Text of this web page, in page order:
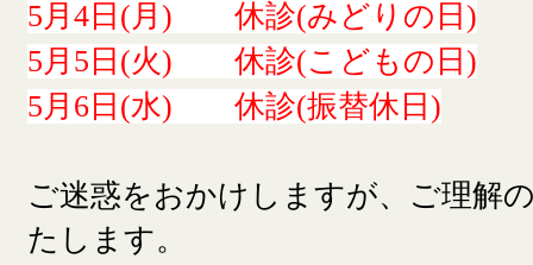
5月4日(月) 休診(みどりの日)
5月5日(火) 休診(こどもの日)
5月6日(水) 休診(振替休日)
ご迷惑をおかけしますが、ご理解
たします。